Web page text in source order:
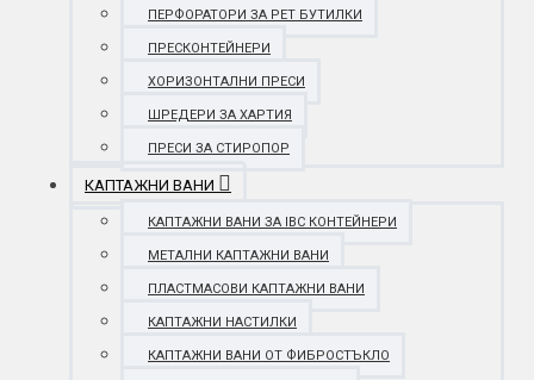
ПЕРФОРАТОРИ ЗА PET БУТИЛКИ
ПРЕСКОНТЕЙНЕРИ
ХОРИЗОНТАЛНИ ПРЕСИ
ШРЕДЕРИ ЗА ХАРТИЯ
ПРЕСИ ЗА СТИРОПОР
КАПТАЖНИ ВАНИ
КАПТАЖНИ ВАНИ ЗА IBC КОНТЕЙНЕРИ
МЕТАЛНИ КАПТАЖНИ ВАНИ
ПЛАСТМАСОВИ КАПТАЖНИ ВАНИ
КАПТАЖНИ НАСТИЛКИ
КАПТАЖНИ ВАНИ ОТ ФИБРОСТЪКЛО